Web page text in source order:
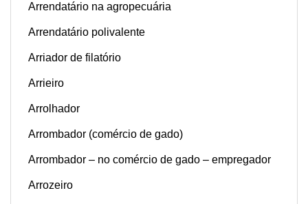
Arrendatário na agropecuária
Arrendatário polivalente
Arriador de filatório
Arrieiro
Arrolhador
Arrombador (comércio de gado)
Arrombador – no comércio de gado – empregador
Arrozeiro